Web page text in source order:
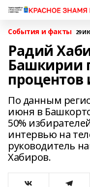
События и факты 29
Радий
Башкирии
процентов
По данным
июня в
50%
интервью на
руководитель
Хабиров.